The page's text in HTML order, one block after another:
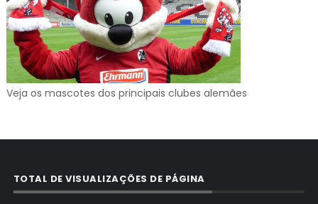
Veja os mascotes dos principais clubes alemães
TOTAL DE VISUALIZAÇÕES DE PÁGINA